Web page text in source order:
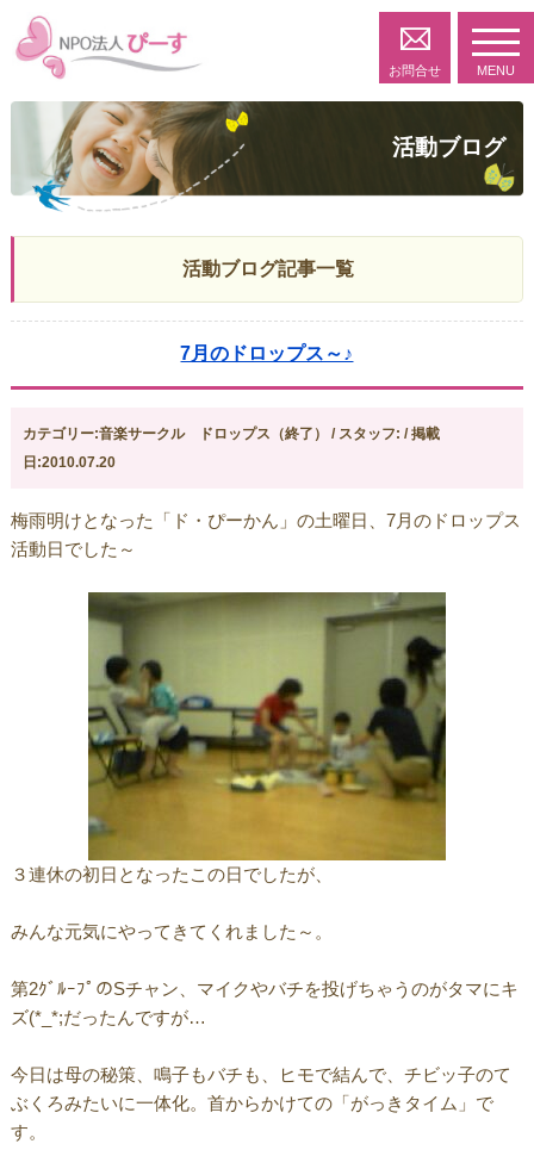
お問合せ MENU
活動ブログ
活動ブログ記事一覧
7月のドロップス～♪
カテゴリー:音楽サークル ドロップス（終了） / スタッフ: / 掲載
日:2010.07.20
梅雨明けとなった「ド・ぴーかん」の土曜日、7月のドロップス
活動日でした～
３連休の初日となったこの日でしたが、
みんな元気にやってきてくれました～。
第2ｸﾞﾙｰﾌﾟのSチャン、マイクやバチを投げちゃうのがタマにキ
ズ(*_*;だったんですが…
今日は母の秘策、鳴子もバチも、ヒモで結んで、チビッ子のて
ぶくろみたいに一体化。首からかけての「がっきタイム」で
す。